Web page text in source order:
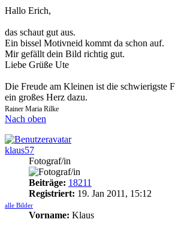
Hallo Erich,
das schaut gut aus.
Ein bissel Motivneid kommt da schon auf.
Mir gefällt dein Bild richtig gut.
Liebe Grüße Ute
Die Freude am Kleinen ist die schwierigste
ein großes Herz dazu.
Rainer Maria Rilke
Nach oben
klaus57
Fotograf/in
Beiträge: 18211
Registriert: 19. Jan 2011, 15:12
alle Bilder
Vorname: Klaus